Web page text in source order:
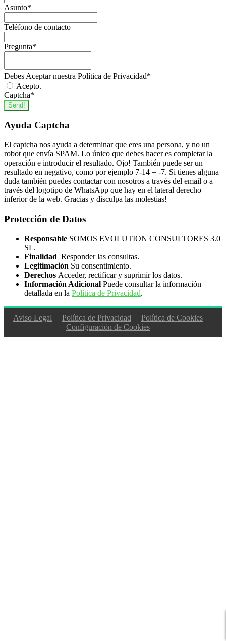
Asunto*
Teléfono de contacto
Pregunta*
Debes Aceptar nuestra Política de Privacidad*
Acepto.
Captcha*
Send!
Ayuda Captcha
El captcha nos ayuda a determinar que eres una persona, y no un
robot que envía SPAM. Lo único que debes hacer es completar la
operación e introducir el resultado. Ojo! También puede ser un
resultado en negativo, como por ejemplo 7-14 = -7. Si tienes alguna
duda también puedes contactar con nosotros a través del email o a
través del logotipo de WhatsApp que hay en el lateral derecho
inferior de la web. Gracias y disculpa las molestias!
Protección de Datos
Responsable SOMOS EVOLUTION CONSULTORES 3.0
SL.
Finalidad Responder las consultas.
Legitimación Su consentimiento.
Derechos Acceder, rectificar y suprimir los datos.
Información Adicional Puede consultar la información
detallada en la Política de Privacidad.
Aviso Legal Política de Privacidad
Política de Cookies
Configuración de Cookies